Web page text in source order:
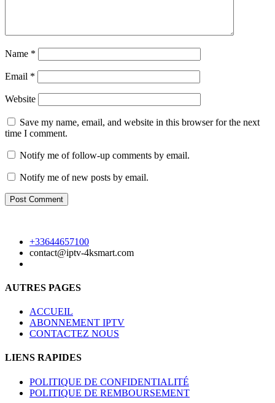
Name *
Email *
Website
Save my name, email, and website in this browser for the next
time I comment.
Notify me of follow-up comments by email.
Notify me of new posts by email.
+33644657100
contact@iptv-4ksmart.com
AUTRES PAGES
ACCUEIL
ABONNEMENT IPTV
CONTACTEZ NOUS
LIENS RAPIDES
POLITIQUE DE CONFIDENTIALITÉ
POLITIQUE DE REMBOURSEMENT